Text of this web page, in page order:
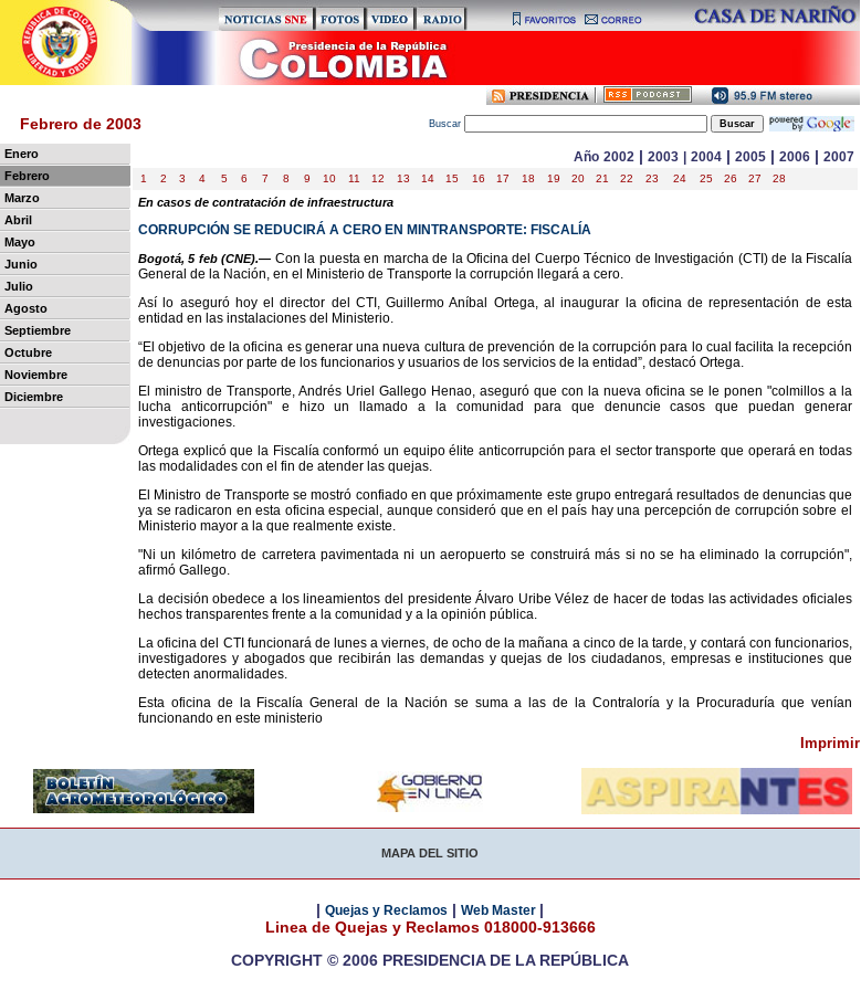
Febrero de 2003 Buscar
Enero
Febrero
Marzo
Abril
Mayo
Junio
Julio
Agosto
Septiembre
Octubre
Noviembre
Diciembre
Año 2002 | 2003 2004 | 2005 | 2006 | 2007
1 2 3 4 5 6 7 8 9 10 11 12 13 14 15 16 17 18 19 20 21 22 23 24 25 26 27 28
En casos de contratación de infraestructura
CORRUPCIÓN SE REDUCIRÁ A CERO EN MINTRANSPORTE: FISCALÍA
Bogotá, 5 feb (CNE).— Con la puesta en marcha de la Oficina del Cuerpo Técnico de Investigación (CTI) de la Fiscalía
General de la Nación, en el Ministerio de Transporte la corrupción llegará a cero.
Así lo aseguró hoy el director del CTI, Guillermo Aníbal Ortega, al inaugurar la oficina de representación de esta
entidad en las instalaciones del Ministerio.
“El objetivo de la oficina es generar una nueva cultura de prevención de la corrupción para lo cual facilita la recepción
de denuncias por parte de los funcionarios y usuarios de los servicios de la entidad”, destacó Ortega.
El ministro de Transporte, Andrés Uriel Gallego Henao, aseguró que con la nueva oficina se le ponen "colmillos a la
lucha anticorrupción" e hizo un llamado a la comunidad para que denuncie casos que puedan generar
investigaciones.
Ortega explicó que la Fiscalía conformó un equipo élite anticorrupción para el sector transporte que operará en todas
las modalidades con el fin de atender las quejas.
El Ministro de Transporte se mostró confiado en que próximamente este grupo entregará resultados de denuncias que
ya se radicaron en esta oficina especial, aunque consideró que en el país hay una percepción de corrupción sobre el
Ministerio mayor a la que realmente existe.
"Ni un kilómetro de carretera pavimentada ni un aeropuerto se construirá más si no se ha eliminado la corrupción",
afirmó Gallego.
La decisión obedece a los lineamientos del presidente Álvaro Uribe Vélez de hacer de todas las actividades oficiales
hechos transparentes frente a la comunidad y a la opinión pública.
La oficina del CTI funcionará de lunes a viernes, de ocho de la mañana a cinco de la tarde, y contará con funcionarios,
investigadores y abogados que recibirán las demandas y quejas de los ciudadanos, empresas e instituciones que
detecten anormalidades.
Esta oficina de la Fiscalía General de la Nación se suma a las de la Contraloría y la Procuraduría que venían
funcionando en este ministerio
Imprimir
MAPA DEL SITIO
| Quejas y Reclamos | Web Master |
Linea de Quejas y Reclamos 018000-913666
COPYRIGHT © 2006 PRESIDENCIA DE LA REPÚBLICA